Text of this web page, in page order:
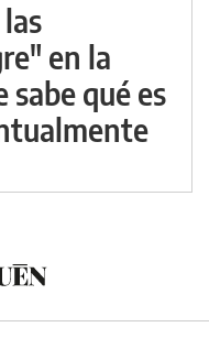
en la
qué es